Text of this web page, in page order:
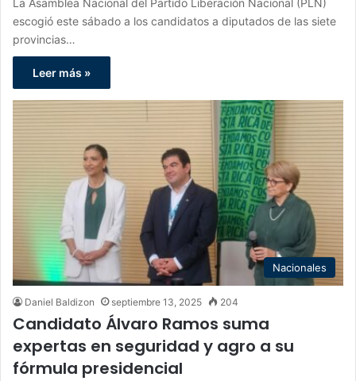
escogió este sábado a los candidatos a diputados de las siete
provincias…
Leer más »
Nacionales
Daniel Baldizon septiembre 13, 2025 204
Candidato Álvaro Ramos suma
expertas en seguridad y agro a su
fórmula presidencial